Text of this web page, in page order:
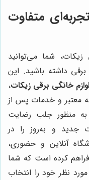
متفاوت
زیکات، شما می‌توانید
داشته باشید. این
خانگی برقی زیکات،
معتبر و خدمات پس از
به منظور جلب رضایت
جدید و به‌روز را در
آنلاین و حضوری،
کرده است که شما
نظر خود را انتخاب